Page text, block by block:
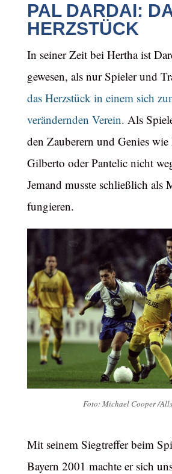
PAL DARDAI:
HERZSTÜCK
In seiner Zeit bei Hertha ist
gewesen, als nur Spieler und
das Herzstück in einem sich
verändernden Verein. Als
den Zauberern und Genies
Gilberto oder Pantelic nicht
Jemand musste schließlich als
fungieren.
Foto: Michael Cooper /
Mit seinem Siegtreffer beim
Bayern 2001 machte er sich